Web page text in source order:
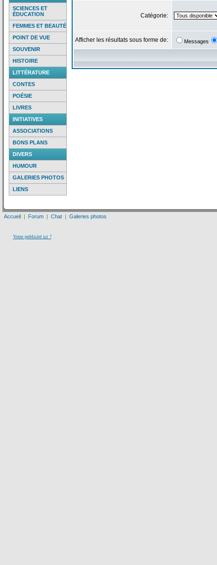
SCIENCES ET
ÉDUCATION
FEMMES ET BEAUTÉ
POINT DE VUE
SOUVENIR
HISTOIRE
LITTÉRATURE
CONTES
POÉSIE
LIVRES
INITIATIVES
ASSOCIATIONS
BONS PLANS
DIVERS
HUMOUR
GALERIES PHOTOS
LIENS
Catégorie:
Afficher les résultats sous forme de: Messages
Accueil | Forum | Chat | Galeries photos
Votre publicité ici ?